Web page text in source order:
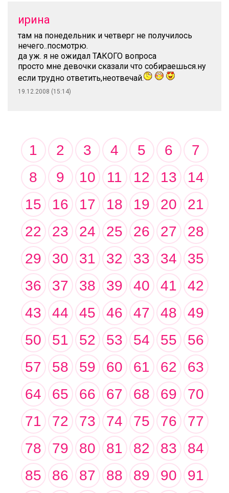
ирина
там на понедельник и четверг не получилось
нечего..посмотрю.
да уж. я не ожидал ТАКОГО вопроса
просто мне девочки сказали что собираешься.ну
если трудно ответить,неотвечай.
19.12.2008 (15:14)
1 2 3 4 5 6
7
8
9 10 11 12 13
14
15
16 17 18 19 20
21
22
23 24 25 26 27
28
29
30 31 32 33 34
35
36
37 38 39 40 41
42
43
44 45 46 47 48
49
50
51 52 53 54 55
56
57
58 59 60 61 62
63
64
65 66 67 68 69
70
71
72 73 74 75 76
77
78
79 80 81 82 83
84
85
86 87 88 89 90
91